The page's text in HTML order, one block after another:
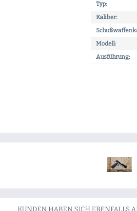
Typ:
Kaliber:
Modell:
Ausführung: